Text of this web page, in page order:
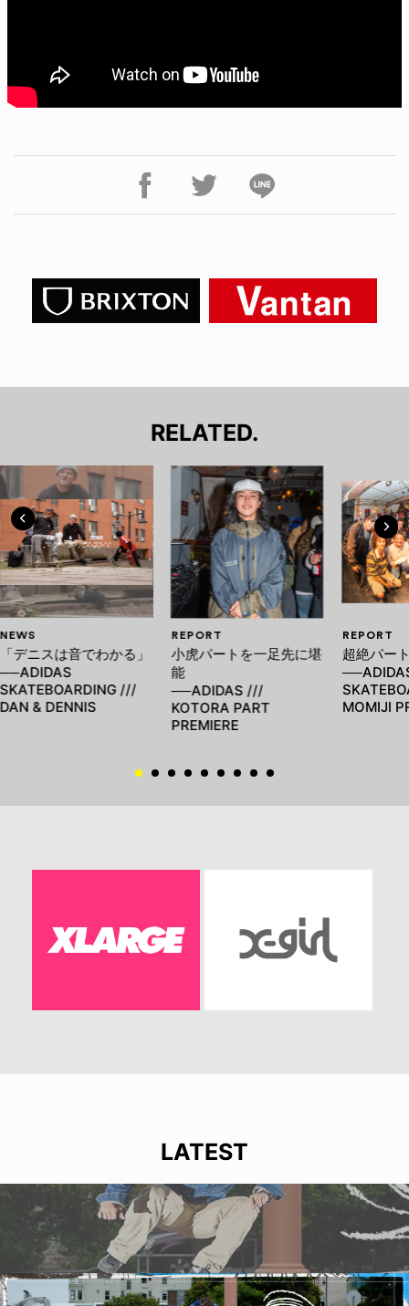
RELATED.
NEWS
「デニスは音でわかる」
──ADIDAS
SKATEBOARDING ///
DAN & DENNIS
REPORT
小虎パートを一足先に堪
能
──ADIDAS ///
KOTORA PART
PREMIERE
REPORT
超絶パー
MOMIJI
LATEST